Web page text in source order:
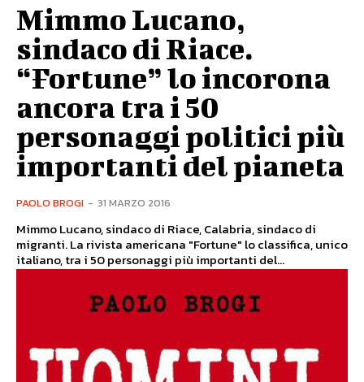
Mimmo Lucano,
sindaco di Riace.
“Fortune” lo incorona
ancora tra i 50
personaggi politici più
importanti del pianeta
PAOLO BROGI - 31 MARZO 2016
Mimmo Lucano, sindaco di Riace, Calabria, sindaco di
migranti. La rivista americana "Fortune" lo classifica, unico
italiano, tra i 50 personaggi più importanti del...